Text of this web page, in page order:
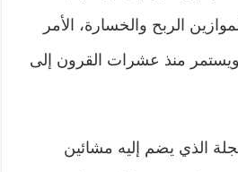
الربح والخسارة، الأمر
ويستمر منذ عشرات القرون إلى
الذي يضم إليه مشائين